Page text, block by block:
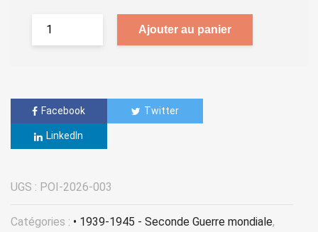
Ajouter au panier
Facebook Twitter
LinkedIn
UGS : POI-2026-003
Catégories : • 1939-1945 - Seconde Guerre mondiale,